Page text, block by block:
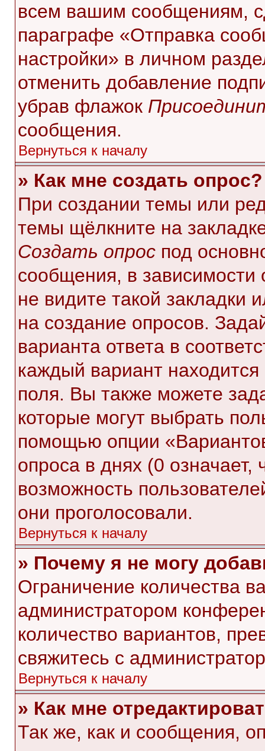
всем вашим сообщениям,
параграфе «Отправка
настройки» в личном
отменить добавление
убрав флажок
сообщения.
Вернуться к началу
» Как мне создать опрос?
При создании темы или
темы щёлкните на
Создать опрос под
сообщения, в зависимости
не видите такой
на создание опросов.
варианта ответа в
каждый вариант находится
поля. Вы также можете
которые могут выбрать
помощью опции
опроса в днях (0
возможность
они проголосовали.
Вернуться к началу
» Почему я не могу
Ограничение количества
администратором
количество вариантов,
свяжитесь с
Вернуться к началу
» Как мне
Так же, как и сообщения,